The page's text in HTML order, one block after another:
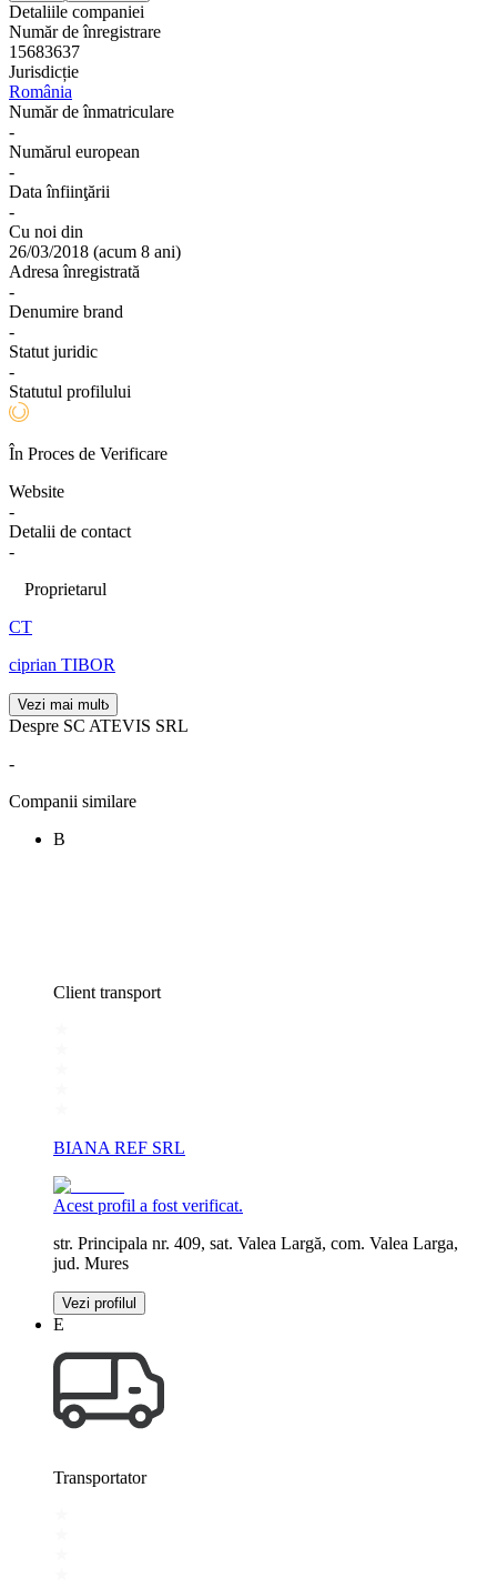
Detaliile companiei
Număr de înregistrare
15683637
Jurisdicție
România
Număr de înmatriculare
-
Numărul european
-
Data înfiinţării
-
Cu noi din
26/03/2018 (acum 8 ani)
Adresa înregistrată
-
Denumire brand
-
Statut juridic
-
Statutul profilului
În Proces de Verificare
Website
-
Detalii de contact
-
Proprietarul
CT
ciprian TIBOR
Vezi mai mult
Despre SC ATEVIS SRL
-
Companii similare
B
Client transport
BIANA REF SRL
Acest profil a fost verificat.
str. Principala nr. 409, sat. Valea Largă, com. Valea Larga,
jud. Mures
Vezi profilul
E
Transportator